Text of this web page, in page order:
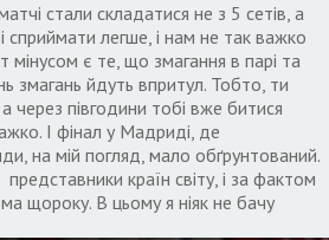
стали складатися не з 5 сетів, а
сприймати легше, і нам не так важко
мінусом є те, що змагання в парі та
змагань йдуть впритул. Тобто, ти
через півгодини тобі вже битися
І фінал у Мадриді, де
на мій погляд, мало обґрунтований.
країн світу, і за фактом
щороку. В цьому я ніяк не бачу